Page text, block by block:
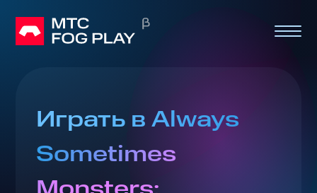
Играть в Always
Sometimes